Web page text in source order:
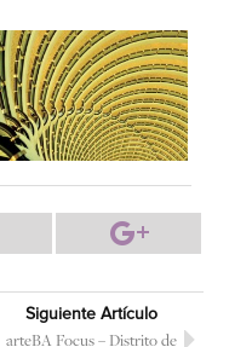
Siguiente Artículo
arteBA Focus – Distrito de